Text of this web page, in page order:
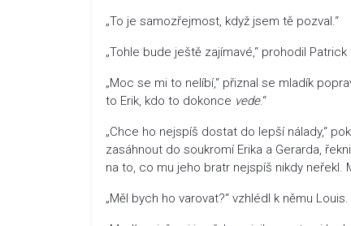
„To je samozřejmost, když jsem tě pozval.“
„Tohle bude ještě zajímavé,“ prohodil
„Moc se mi to nelíbí,“ přiznal se mladík
to Erik, kdo to dokonce vede.“
„Chce ho nejspíš dostat do lepší nálady,“
zasáhnout do soukromí Erika a Gerarda,
na to, co mu jeho bratr nejspíš nikdy neřekl.
„Měl bych ho varovat?“ vzhlédl k němu Louis.